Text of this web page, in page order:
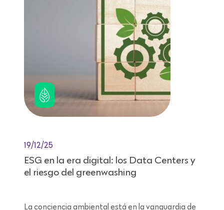
19/12/25
ESG en la era digital: los Data Centers y
el riesgo del greenwashing
La conciencia ambiental está en la vanguardia de